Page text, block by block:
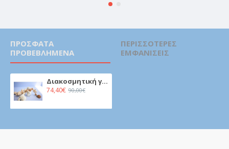
ΠΡΌΣΦΑΤΑ
ΠΡΟΒΕΒΛΗΜΈΝΑ
ΠΕΡΙΣΣΌΤΕΡΕΣ
ΕΜΦΑΝΊΣΕΙΣ
Διακοσμητική γιρλάντα - Η καμηλοπάρδαλη με τους φίλους.
74,40€ 90,00€